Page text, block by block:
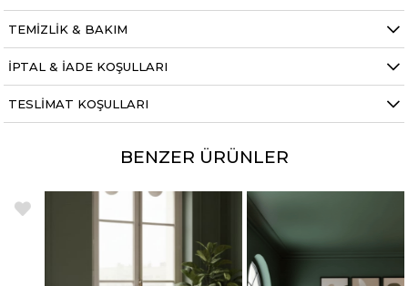
masası, küçük alanlar için modern ahşap masa ve 4 kişilik kompakt
mutfak masası arayanlar için estetik ve dayanıklılığı bir arada sunan
güçlü bir alternatiftir.
TEMIZLIK & BAKIM
İPTAL & İADE KOŞULLARI
TESLIMAT KOŞULLARI
BENZER ÜRÜNLER